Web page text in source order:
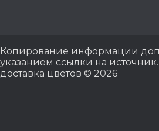
Копирование информации
указанием ссылки на источник.
доставка цветов © 2026